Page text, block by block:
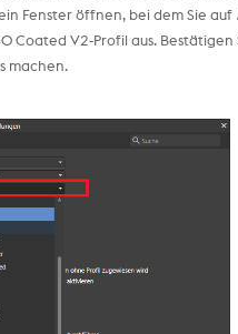
Fenster öffnen, bei dem Sie auf
Coated V2-Profil aus.
machen.